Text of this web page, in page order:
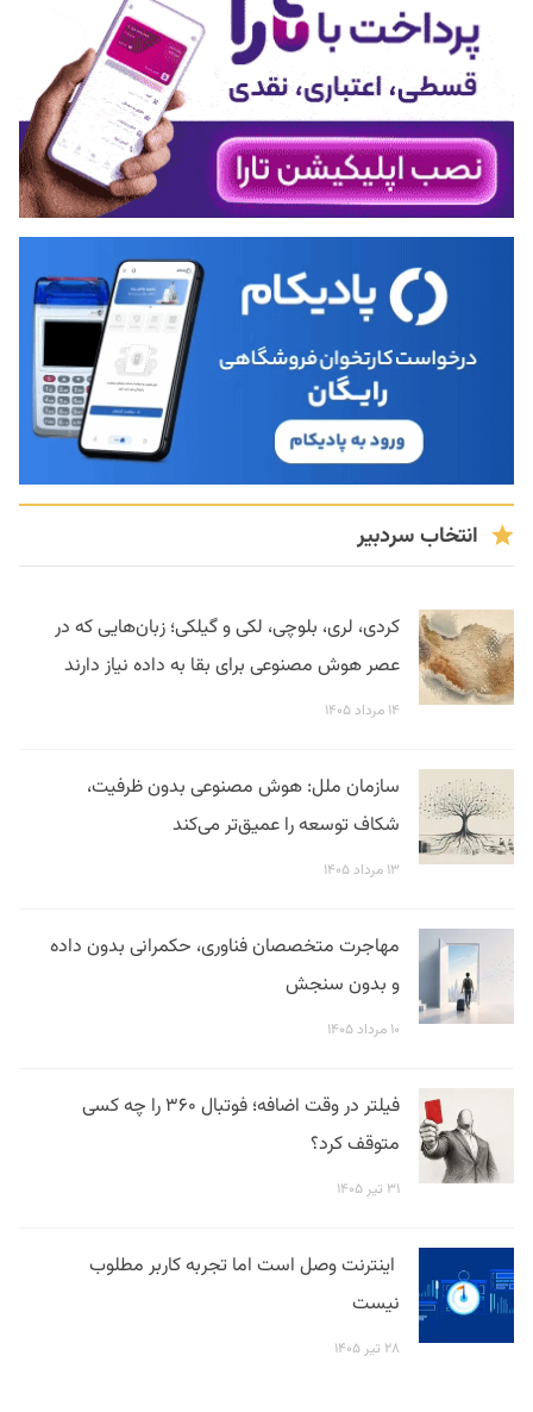
انتخاب سردبیر
کردی، لری، بلوچی، لکی و گیلکی؛ زبان‌هایی که در
عصر هوش مصنوعی برای بقا به داده نیاز دارند
۱۴ مرداد ۱۴۰۵
سازمان ملل: هوش مصنوعی بدون ظرفیت،
شکاف توسعه را عمیق‌تر می‌کند
۱۳ مرداد ۱۴۰۵
مهاجرت متخصصان فناوری، حکمرانی بدون داده
و بدون سنجش
۱۰ مرداد ۱۴۰۵
فیلتر در وقت اضافه؛ فوتبال ۳۶۰ را چه کسی
متوقف کرد؟
۳۱ تیر ۱۴۰۵
اینترنت وصل است اما تجربه کاربر مطلوب
نیست
۲۸ تیر ۱۴۰۵